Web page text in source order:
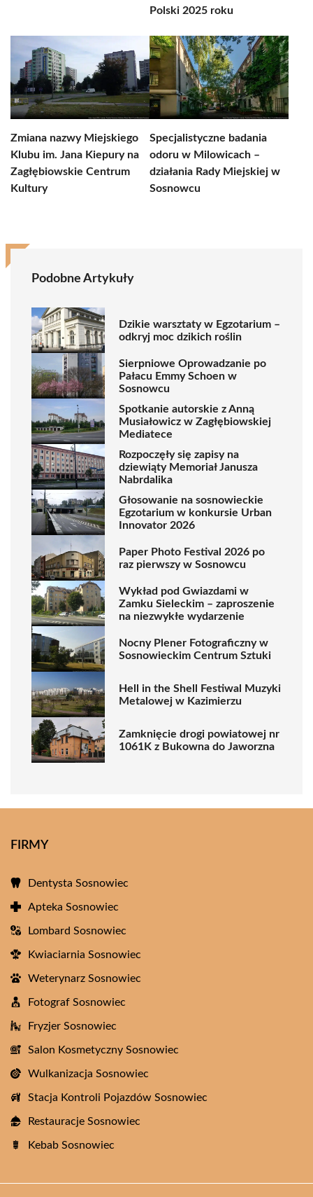
Polski 2025 roku
Zmiana nazwy Miejskiego
Klubu im. Jana Kiepury na
Zagłębiowskie Centrum
Kultury
Specjalistyczne badania
odoru w Milowicach –
działania Rady Miejskiej w
Sosnowcu
Podobne Artykuły
Dzikie warsztaty w Egzotarium –
odkryj moc dzikich roślin
Sierpniowe Oprowadzanie po
Pałacu Emmy Schoen w
Sosnowcu
Spotkanie autorskie z Anną
Musiałowicz w Zagłębiowskiej
Mediatece
Rozpoczęły się zapisy na
dziewiąty Memoriał Janusza
Nabrdalika
Głosowanie na sosnowieckie
Egzotarium w konkursie Urban
Innovator 2026
Paper Photo Festival 2026 po
raz pierwszy w Sosnowcu
Wykład pod Gwiazdami w
Zamku Sieleckim – zaproszenie
na niezwykłe wydarzenie
Nocny Plener Fotograficzny w
Sosnowieckim Centrum Sztuki
Hell in the Shell Festiwal Muzyki
Metalowej w Kazimierzu
Zamknięcie drogi powiatowej nr
1061K z Bukowna do Jaworzna
FIRMY
Dentysta Sosnowiec
Apteka Sosnowiec
Lombard Sosnowiec
Kwiaciarnia Sosnowiec
Weterynarz Sosnowiec
Fotograf Sosnowiec
Fryzjer Sosnowiec
Salon Kosmetyczny Sosnowiec
Wulkanizacja Sosnowiec
Stacja Kontroli Pojazdów Sosnowiec
Restauracje Sosnowiec
Kebab Sosnowiec